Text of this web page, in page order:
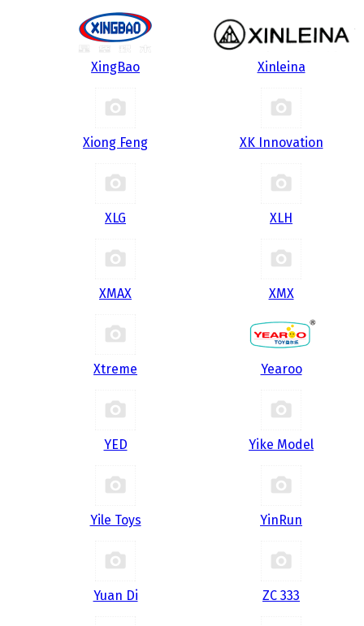
XingBao Xinleina
Xiong Feng XK Innovation
XLG XLH
XMAX XMX
Xtreme Yearoo
YED Yike Model
Yile Toys YinRun
Yuan Di ZC 333